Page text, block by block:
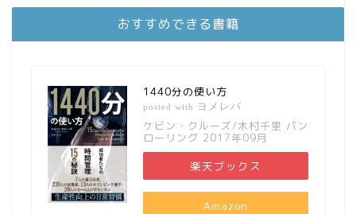
おすすめできる書籍
1440分の使い方
posted with ヨメレバ
ケビン・クルーズ/木村千里 パン
ローリング 2017年09月
楽天ブックス
Amazon